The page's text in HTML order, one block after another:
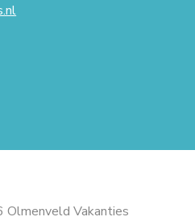
Vakanties